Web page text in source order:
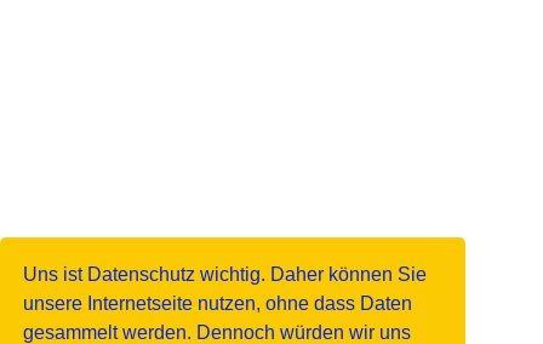
Uns ist Datenschutz wichtig. Daher können Sie
unsere Internetseite nutzen, ohne dass Daten
gesammelt werden. Dennoch würden wir uns